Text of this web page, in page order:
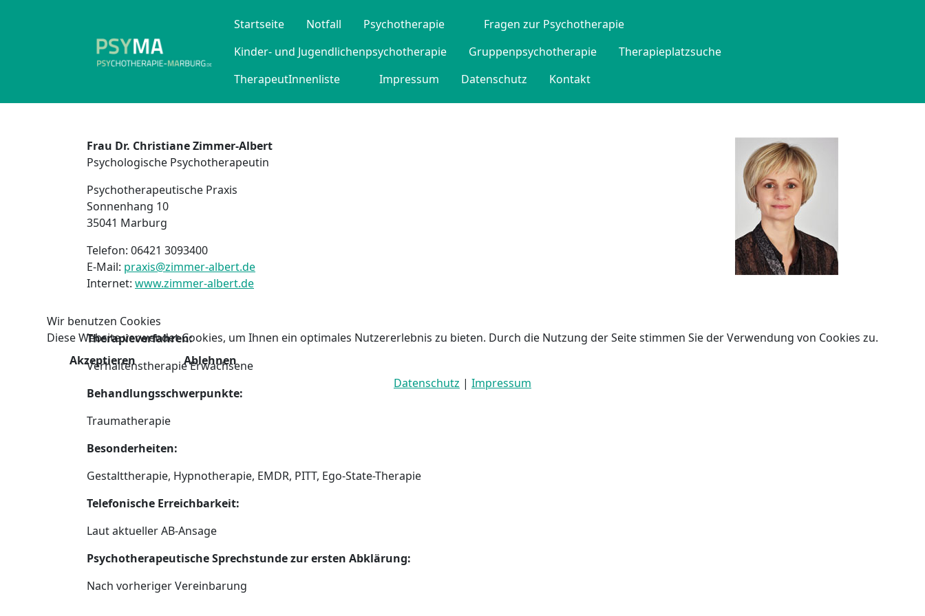
Startseite Notfall Psychotherapie
Fragen zur Psychotherapie
Kinder- und Jugendlichenpsychotherapie
Gruppenpsychotherapie
Therapieplatzsuche
TherapeutInnenliste
Impressum Datenschutz Kontakt
Frau Dr. Christiane Zimmer-Albert
Psychologische Psychotherapeutin
Psychotherapeutische Praxis
Sonnenhang 10
35041 Marburg
Telefon: 06421 3093400
E-Mail: praxis@zimmer-albert.de
Internet: www.zimmer-albert.de
Therapieverfahren:
Verhaltenstherapie Erwachsene
Behandlungsschwerpunkte:
Traumatherapie
Besonderheiten:
Gestalttherapie, Hypnotherapie, EMDR, PITT, Ego-State-Therapie
Telefonische Erreichbarkeit:
Laut aktueller AB-Ansage
Psychotherapeutische Sprechstunde zur ersten Abklärung:
Nach vorheriger Vereinbarung
Wir benutzen Cookies
Diese Website verwendet Cookies, um Ihnen ein optimales Nutzererlebnis zu bieten. Durch die Nutzung der Seite stimmen Sie der Verwendung von Cookies zu.
Akzeptieren
Ablehnen
Datenschutz | Impressum